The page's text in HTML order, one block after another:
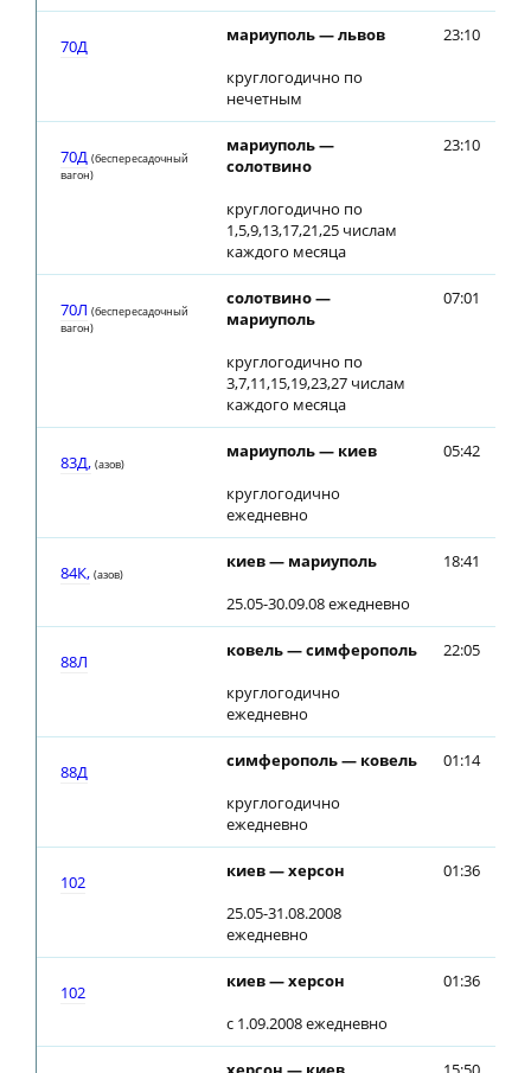
70Д
мариуполь — львов
круглогодично по
нечетным
23:10
70Д (беспересадочный
вагон)
мариуполь —
солотвино
круглогодично по
1,5,9,13,17,21,25 числам
каждого месяца
23:10
70Л (беспересадочный
вагон)
солотвино —
мариуполь
круглогодично по
3,7,11,15,19,23,27 числам
каждого месяца
07:01
83Д, (азов)
мариуполь — киев
круглогодично
ежедневно
05:42
84К, (азов)
киев — мариуполь
25.05-30.09.08 ежедневно
18:41
88Л
ковель — симферополь
круглогодично
ежедневно
22:05
88Д
симферополь — ковель
круглогодично
ежедневно
01:14
102
киев — херсон
25.05-31.08.2008
ежедневно
01:36
102
киев — херсон
с 1.09.2008 ежедневно
01:36